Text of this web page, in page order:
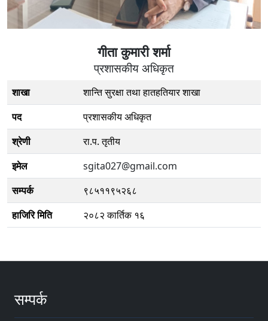
गीता कुमारी शर्मा
प्रशासकीय अधिकृत
शाखा
शान्ति सुरक्षा तथा हातहतियार शाखा
पद
प्रशासकीय अधिकृत
श्रेणी
रा.प. तृतीय
इमेल
sgita027@gmail.com
सम्पर्क
९८५११९५२६८
हाजिरि मिति
२०८२ कार्तिक १६
सम्पर्क